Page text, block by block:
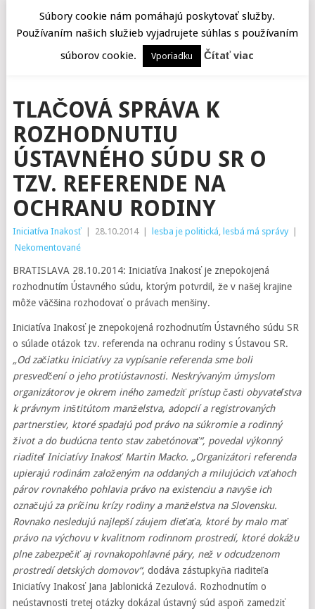
TLAČOVÁ SPRÁVA K
ROZHODNUTIU
ÚSTAVNÉHO SÚDU SR O
TZV. REFERENDE NA
OCHRANU RODINY
Iniciatíva Inakosť 28.10.2014 lesba je politická, lesbá má správy
Nekomentované
BRATISLAVA 28.10.2014: Iniciatíva Inakosť je znepokojená
rozhodnutím Ústavného súdu, ktorým potvrdil, že v našej krajine
môže väčšina rozhodovať o právach menšiny.
Iniciatíva Inakosť je znepokojená rozhodnutím Ústavného súdu SR
o súlade otázok tzv. referenda na ochranu rodiny s Ústavou SR.
„Od začiatku iniciatívy za vypísanie referenda sme boli
presvedčení o jeho protiústavnosti. Neskrývaným úmyslom
organizátorov je okrem iného zamedziť prístup časti obyvateľstva
k právnym inštitútom manželstva, adopcií a registrovaných
partnerstiev, ktoré spadajú pod právo na súkromie a rodinný
život a do budúcna tento stav zabetónovať“, povedal výkonný
riaditeľ Iniciatívy Inakosť Martin Macko. „Organizátori referenda
upierajú rodinám založeným na oddaných a milujúcich vzťahoch
párov rovnakého pohlavia právo na existenciu a navyše ich
označujú za príčinu krízy rodiny a manželstva na Slovensku.
Rovnako nesledujú najlepší záujem dieťaťa, ktoré by malo mať
právo na výchovu v kvalitnom rodinnom prostredí, ktoré dokážu
plne zabezpečiť aj rovnakopohlavné páry, než v odcudzenom
prostredí detských domovov“, dodáva zástupkyňa riaditeľa
Iniciatívy Inakosť Jana Jablonická Zezulová. Rozhodnutím o
neústavnosti tretej otázky dokázal ústavný súd aspoň zamedziť
Súbory cookie nám pomáhajú poskytovať služby.
Používaním našich služieb vyjadrujete súhlas s používaním
súborov cookie.
Vporiadku Čítať viac